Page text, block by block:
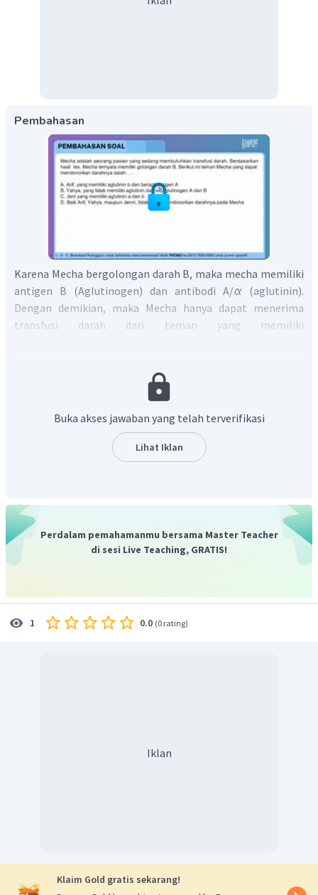
Pembahasan
Karena Mecha bergolongan darah B, maka mecha memiliki
antigen B (Aglutinogen) dan antibodi A/
(aglutinin).
Dengan demikian, maka Mecha hanya dapat menerima
transfusi darah dari teman yang memiliki
Jenni yang tidak memiliki aglutinogen, karena Jenni
yang memiliki aglutinin a dan b.
Buka akses jawaban yang telah terverifikasi
Lihat Iklan
Perdalam pemahamanmu bersama Master Teacher
di sesi Live Teaching, GRATIS!
1 0.0 (0 rating)
Iklan
Klaim Gold gratis sekarang!